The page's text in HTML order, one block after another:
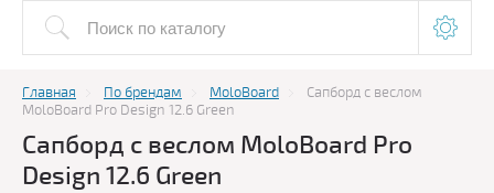
Главная По брендам MoloBoard
Сапборд с веслом
MoloBoard Pro Design 12.6 Green
Сапборд с веслом MoloBoard Pro
Design 12.6 Green